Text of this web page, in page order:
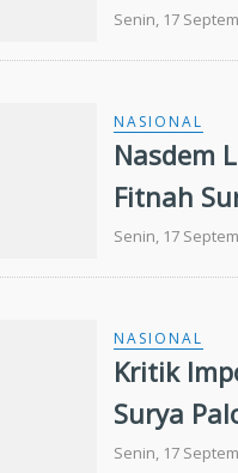
Senin, 17
NASIONAL
Nasdem
Fitnah
Senin, 17
NASIONAL
Kritik
Surya
Senin, 17